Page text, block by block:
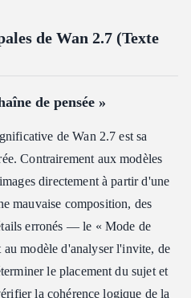
de Wan 2.7 (Texte
de pensée »
de Wan 2.7 est sa
Contrairement aux modèles
directement à partir d'une
mauvaise composition, des
erronés — le « Mode de
modèle d'analyser l'invite, de
le placement du sujet et
la cohérence logique de la